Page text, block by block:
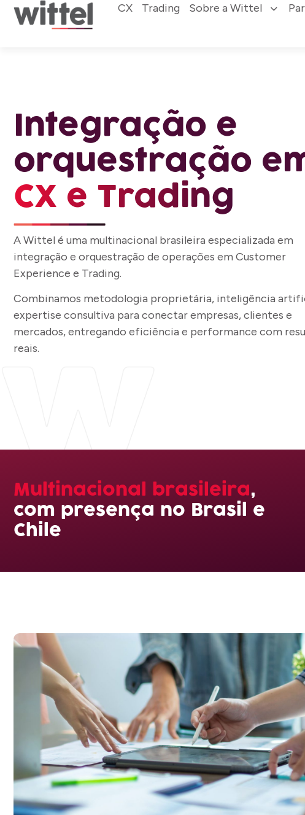
CX Trading Sobre a Wittel
Integração e
orquestração
CX e Trading
A Wittel é uma multinacional brasileira especializada em
integração e orquestração de operações em Customer
Experience e Trading.
Combinamos metodologia proprietária, inteligência
expertise consultiva para conectar empresas, clientes e
mercados, entregando eficiência e performance com
reais.
Multinacional brasileira,
com presença no Brasil e
Chile